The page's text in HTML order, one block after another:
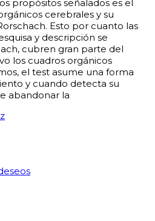
propósitos señalados es el
cerebrales y su
Esto por cuanto las
y descripción se
cubren gran parte del
los cuadros orgánicos
el test asume una forma
y cuando detecta su
abandonar la